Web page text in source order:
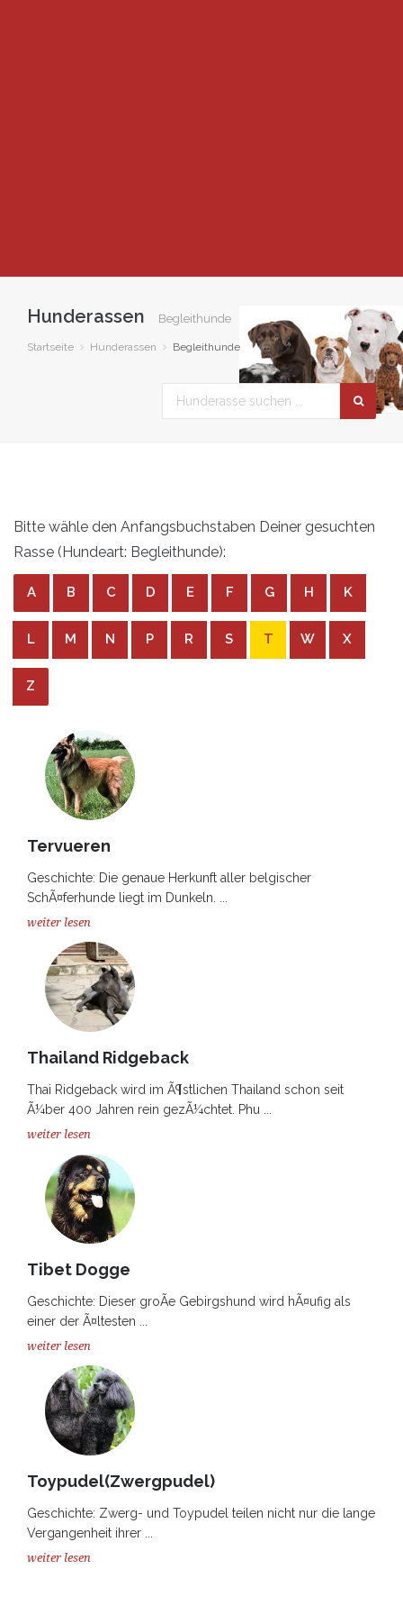
Hunderassen Begleithunde
Startseite Hunderassen Begleithunde
Bitte wähle den Anfangsbuchstaben Deiner gesuchten
Rasse (Hundeart: Begleithunde):
A B C D E F G H K
L M N P R S T W X
Z
Tervueren
Geschichte: Die genaue Herkunft aller belgischer
SchÃ¤ferhunde liegt im Dunkeln. ...
weiter lesen
Thailand Ridgeback
Thai Ridgeback wird im Ã¶stlichen Thailand schon seit
Ã¼ber 400 Jahren rein gezÃ¼chtet. Phu ...
weiter lesen
Tibet Dogge
Geschichte: Dieser groÃe Gebirgshund wird hÃ¤ufig als
einer der Ã¤ltesten ...
weiter lesen
Toypudel(Zwergpudel)
Geschichte: Zwerg- und Toypudel teilen nicht nur die lange
Vergangenheit ihrer ...
weiter lesen